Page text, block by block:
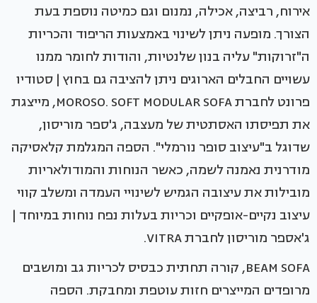
אירוח, רביצה, אכילה, נמנום וגם כמיטה נוספת בעת
הצורך. מופעה ניתן לשינוי באמצעות הריפוד והכריות
ה"זרוקות" עליה בנון שלנטיות, והודות לחומר ממנו
עשויים החבלים הארוגים ניתן להציבה גם בחוץ | סטודיו
פרונט לחברת MOROSO. SOFT MODULAR SOFA, מייצגת
את תפיסתו האסתטית של מעצבה, ג'ספר מוריסון,
שדוגל ב"עיצוב סופר נורמלי". הספה המגלמת קלאסיקה
מודרנית נאמנה לשמה, כאשר הנוחות והמודולאריות
מובילות את עיצובה הגמיש לשינויי העמדה ומשלב קווי
עיצוב נקיים-אופקיים וכריות בעלות נפח נוחות במיוחד |
ג'אספר מוריסון לחברת VITRA.
BEAM SOFA, קורה תחתית כבסיס לכריות גב ומושבים
מרופדים המייצרים חזות עוטפת ומחבקת. הספה